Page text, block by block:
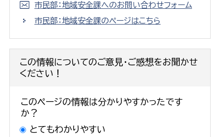
市民部：地域安全課へのお問い合わせフォーム
市民部：地域安全課のページはこちら
この情報についてのご意見・ご感想をお聞かせ
ください！
このページの情報は分かりやすかったです
か？
とてもわかりやすい